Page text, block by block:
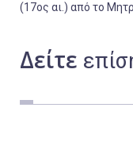
(17ος αι.) από το
Δείτε